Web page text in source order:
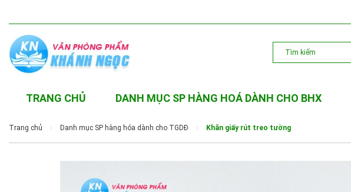
TRANG CHỦ DANH MỤC SP HÀNG HOÁ DÀNH CHO BHX
Trang chủ Danh mục SP hàng hóa dành cho TGDĐ Khăn giấy rút treo tường